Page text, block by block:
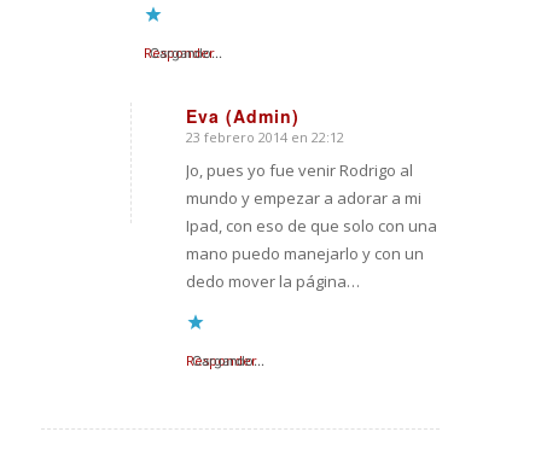
Cargando...
Responder
Eva (Admin)
Dice:
23 febrero 2014 en 22:12
Jo, pues yo fue venir Rodrigo al
mundo y empezar a adorar a mi
Ipad, con eso de que solo con una
mano puedo manejarlo y con un
dedo mover la página…
Cargando...
Responder